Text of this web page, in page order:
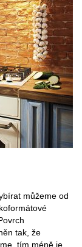
můžeme od
tak, že
tím méně je